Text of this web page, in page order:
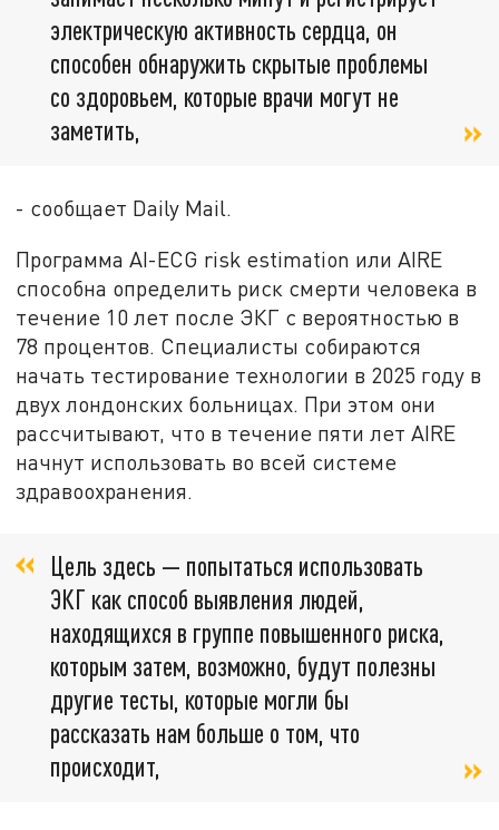
электрическую активность сердца, он
способен обнаружить скрытые проблемы
со здоровьем, которые врачи могут не
заметить,
- сообщает Daily Mail.
Программа AI-ECG risk estimation или AIRE
способна определить риск смерти человека в
течение 10 лет после ЭКГ с вероятностью в
78 процентов. Специалисты собираются
начать тестирование технологии в 2025 году в
двух лондонских больницах. При этом они
рассчитывают, что в течение пяти лет AIRE
начнут использовать во всей системе
здравоохранения.
Цель здесь — попытаться использовать
ЭКГ как способ выявления людей,
находящихся в группе повышенного риска,
которым затем, возможно, будут полезны
другие тесты, которые могли бы
рассказать нам больше о том, что
происходит,